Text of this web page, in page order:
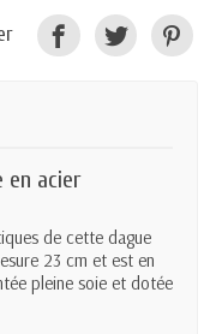
en acier
de cette dague
23 cm et est en
pleine soie et dotée